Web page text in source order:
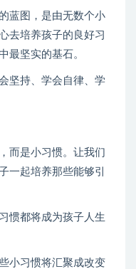
蓝图，是由无数个小
去培养孩子的良好习
最坚实的基石。
坚持、学会自律、学
而是小习惯。让我们
一起培养那些能够引
惯都将成为孩子人生
小习惯将汇聚成改变